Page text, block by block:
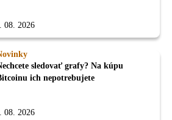
08. 2026
sledovať grafy? Na kúpu
ich nepotrebujete
08. 2026